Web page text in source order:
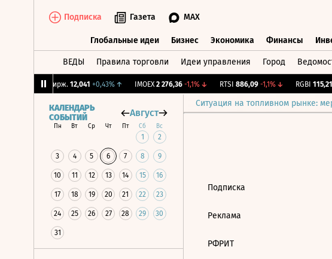
Подписка Газета MAX
Глобальные идеи Бизнес Экономика Финансы
ВЕДЫ Правила торговли Идеи управления Город
CNY Бирж. 12,041 +0,43%↑ IMOEX 2 276,36 -1,1%↓ RTSI 886,09 -1,1%↓ RGBI 115,21
Ситуация на топливном рынке:
КАЛЕНДАРЬ
СОБЫТИЙ
Август
Пн Вт Ср Чт Пт Сб Вс
1 2
3 4 5 6 7 8 9
10 11 12 13 14 15 16
17 18 19 20 21 22 23
24 25 26 27 28 29 30
31
Подписка
Реклама
РФРИТ